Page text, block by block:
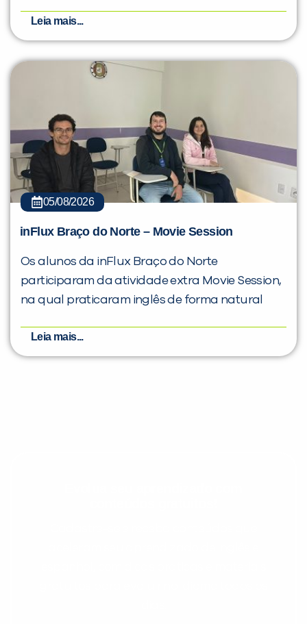
Leia mais...
05/08/2026
inFlux Braço do Norte – Movie Session
Os alunos da inFlux Braço do Norte
participaram da atividade extra Movie Session,
na qual praticaram inglês de forma natural
Leia mais...